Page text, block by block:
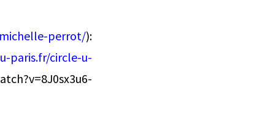
perrot/):
u-paris.fr/circle-u-